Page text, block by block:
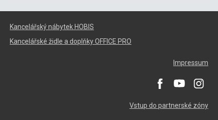
Kancelářský nábytek HOBIS
Kancelářské židle a doplňky OFFICE PRO
Impressum
Vstup do partnerské zóny